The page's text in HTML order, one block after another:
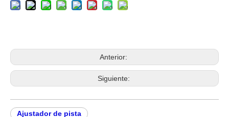
Anterior:
Siguiente:
Ajustador de pista